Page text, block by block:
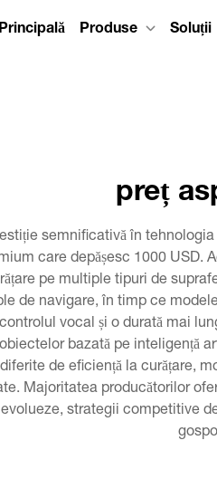
Produse Soluții
preț
semnificativă în
care depășesc 1000
pe multiple tipuri de
de navigare, în timp ce
vocal și o durată mai
bazată pe inteligență
de eficiență la curățare,
Majoritatea producătorilor
strategii competitive